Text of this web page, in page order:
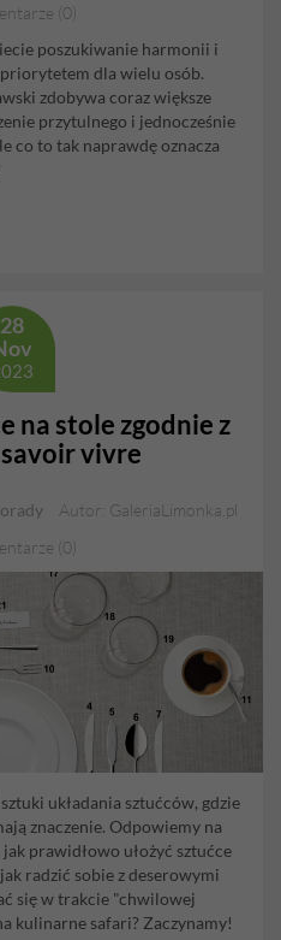
(0)
poszukiwanie harmonii i
dla wielu osób.
zdobywa coraz większe
przytulnego i jednocześnie
co to tak naprawdę oznacza
28
na stole zgodnie z
vivre
Autor: GaleriaLimonka.pl
(0)
układania sztućców, gdzie
znaczenie. Odpowiemy na
prawidłowo ułożyć sztućce
radzić sobie z deserowymi
się w trakcie "chwilowej
kulinarne safari? Zaczynamy!